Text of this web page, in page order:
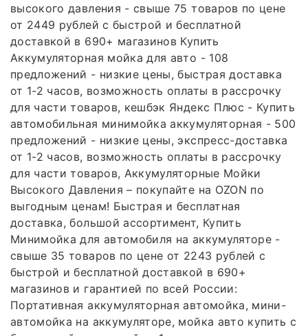
высокого давления - свыше 75 товаров по цене
от 2449 рублей с быстрой и бесплатной
доставкой в 690+ магазинов Купить
Аккумуляторная мойка для авто - 108
предложений - низкие цены, быстрая доставка
от 1-2 часов, возможность оплаты в рассрочку
для части товаров, кешбэк Яндекс Плюс - Купить
автомобильная минимойка аккумуляторная - 500
предложений - низкие цены, экспресс-доставка
от 1-2 часов, возможность оплаты в рассрочку
для части товаров, Аккумуляторные Мойки
Высокого Давления – покупайте на OZON по
выгодным ценам! Быстрая и бесплатная
доставка, большой ассортимент, Купить
Минимойка для автомобиля на аккумуляторе -
свыше 35 товаров по цене от 2243 рублей с
быстрой и бесплатной доставкой в 690+
магазинов и гарантией по всей России:
Портативная аккумуляторная автомойка, мини-
автомойка на аккумуляторе, мойка авто купить с